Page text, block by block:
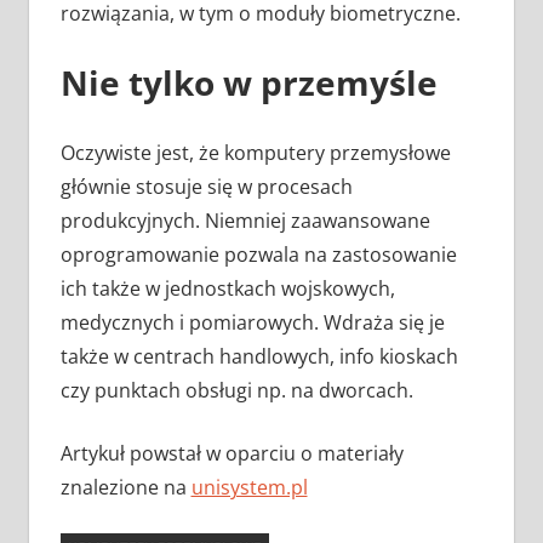
rozwiązania, w tym o moduły biometryczne.
Nie tylko w przemyśle
Oczywiste jest, że komputery przemysłowe
głównie stosuje się w procesach
produkcyjnych. Niemniej zaawansowane
oprogramowanie pozwala na zastosowanie
ich także w jednostkach wojskowych,
medycznych i pomiarowych. Wdraża się je
także w centrach handlowych, info kioskach
czy punktach obsługi np. na dworcach.
Artykuł powstał w oparciu o materiały
znalezione na unisystem.pl